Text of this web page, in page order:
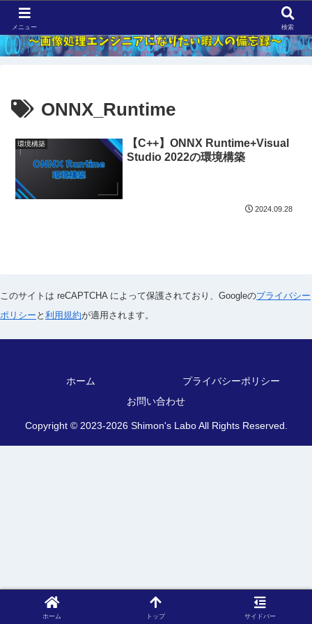
ONNX_Runtime
環境構築
【C++】ONNX Runtime+Visual
Studio 2022の環境構築
2024.09.28
このサイトは reCAPTCHA によって保護されており、 Googleのプライバシー
ポリシー と 利用規約が適用されます。
ホーム
プライバシーポリシー
お問い合わせ
Copyright © 2023-2026 Shimon's Labo All Rights Reserved.
メニュー 検索
ホーム トップ サイドバー